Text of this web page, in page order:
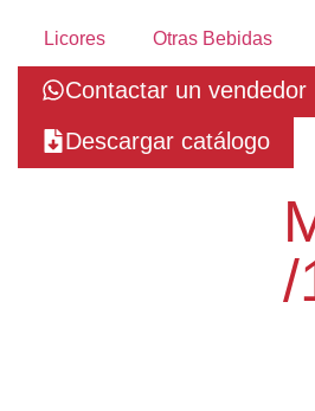
Licores Otras Bebidas
Contactar un vendedor
Descargar catálogo
/